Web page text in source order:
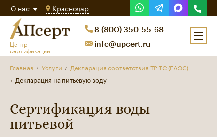
О нас Краснодар
Центр
сертификации
8 (800) 350-55-68
info@upcert.ru
Главная Услуги
Декларация соответствия ТР ТС (ЕАЭС)
Декларация на питьевую воду
Сертификация воды
питьевой